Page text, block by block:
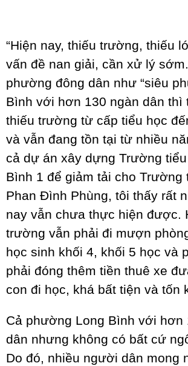
“Hiện nay, thiếu trường, thiếu
vấn đề nan giải, cần xử lý
phường đông dân như “siêu
Bình với hơn 130 ngàn dân thì
thiếu trường từ cấp tiểu học
và vẫn đang tồn tại từ nhiều
cả dự án xây dựng Trường
Bình 1 để giảm tải cho Trường
Phan Đình Phùng, tôi thấy rất
nay vẫn chưa thực hiện được.
trường vẫn phải đi mượn
học sinh khối 4, khối 5 học và
phải đóng thêm tiền thuê xe
con đi học, khá bất tiện và tốn
Cả phường Long Bình với hơn
dân nhưng không có bất cứ
Do đó, nhiều người dân mong